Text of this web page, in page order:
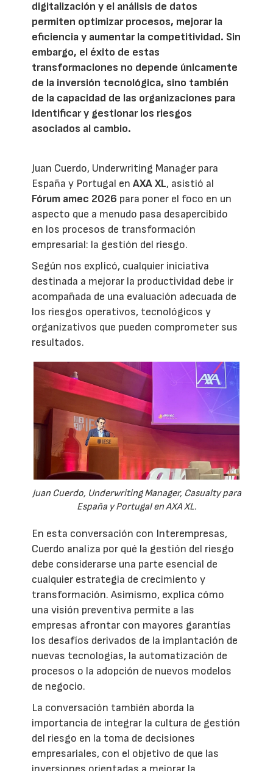
digitalización y el análisis de datos
permiten optimizar procesos, mejorar la
eficiencia y aumentar la competitividad. Sin
embargo, el éxito de estas
transformaciones no depende únicamente
de la inversión tecnológica, sino también
de la capacidad de las organizaciones para
identificar y gestionar los riesgos
asociados al cambio.
Juan Cuerdo, Underwriting Manager para
España y Portugal enAXA XL, asistió al
Fórum amec 2026 para poner el foco en un
aspecto que a menudo pasa desapercibido
en los procesos de transformación
empresarial: la gestión del riesgo.
Según nos explicó, cualquier iniciativa
destinada a mejorar la productividad debe ir
acompañada de una evaluación adecuada de
los riesgos operativos, tecnológicos y
organizativos que pueden comprometer sus
resultados.
Juan Cuerdo, Underwriting Manager, Casualty para
España y Portugal en AXA XL.
En esta conversación con Interempresas,
Cuerdo analiza por qué la gestión del riesgo
debe considerarse una parte esencial de
cualquier estrategia de crecimiento y
transformación. Asimismo, explica cómo
una visión preventiva permite a las
empresas afrontar con mayores garantías
los desafíos derivados de la implantación de
nuevas tecnologías, la automatización de
procesos o la adopción de nuevos modelos
de negocio.
La conversación también aborda la
importancia de integrar la cultura de gestión
del riesgo en la toma de decisiones
empresariales, con el objetivo de que las